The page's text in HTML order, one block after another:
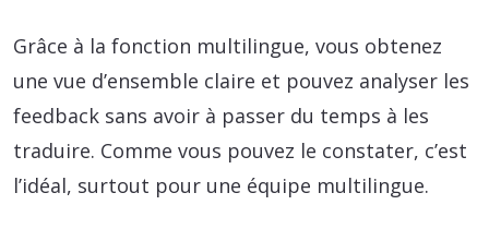
Grâce à la fonction multilingue, vous obtenez
une vue d’ensemble claire et pouvez analyser les
feedback sans avoir à passer du temps à les
traduire. Comme vous pouvez le constater, c’est
l’idéal, surtout pour une équipe multilingue.